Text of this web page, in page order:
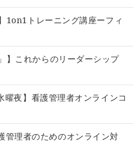
1on1トレーニング講座ーフィ
】これからのリーダーシップ
曜夜】看護管理者オンラインコ
管理者のためのオンライン対